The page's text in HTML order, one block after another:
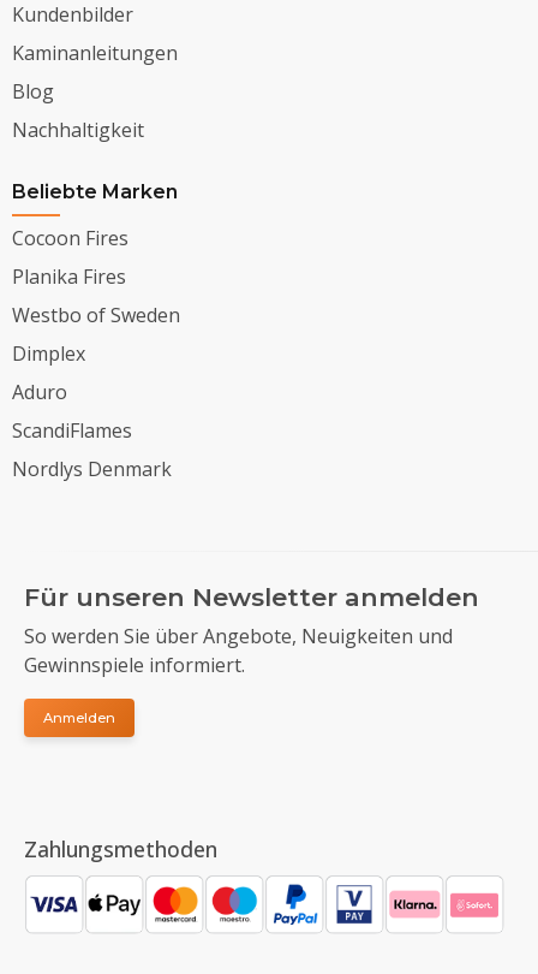
Kundenbilder
Kaminanleitungen
Blog
Nachhaltigkeit
Beliebte Marken
Cocoon Fires
Planika Fires
Westbo of Sweden
Dimplex
Aduro
ScandiFlames
Nordlys Denmark
Für unseren Newsletter anmelden
So werden Sie über Angebote, Neuigkeiten und
Gewinnspiele informiert.
Anmelden
Zahlungsmethoden